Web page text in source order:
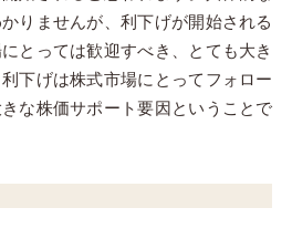
りませんが、利下げが開始される
とっては歓迎すべき、とても大き
下げは株式市場にとってフォロー
な株価サポート要因ということで